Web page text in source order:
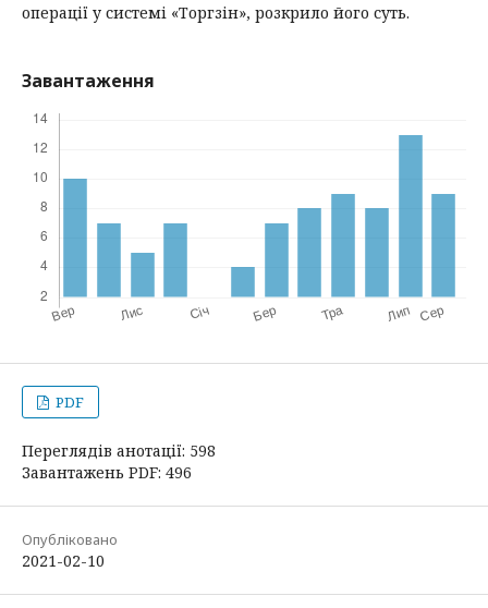
операції у системі «Торгзін», розкрило його суть.
Завантаження
PDF
Переглядів анотації: 598
Завантажень PDF: 496
Опубліковано
2021-02-10